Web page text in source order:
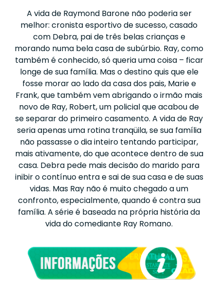
A vida de Raymond Barone não poderia ser
melhor: cronista esportivo de sucesso, casado
com Debra, pai de três belas crianças e
morando numa bela casa de subúrbio. Ray, como
também é conhecido, só queria uma coisa – ficar
longe de sua família. Mas o destino quis que ele
fosse morar ao lado da casa dos pais, Marie e
Frank, que também vem abrigando o irmão mais
novo de Ray, Robert, um policial que acabou de
se separar do primeiro casamento. A vida de Ray
seria apenas uma rotina tranqüila, se sua família
não passasse o dia inteiro tentando participar,
mais ativamente, do que acontece dentro de sua
casa. Debra pede mais decisão do marido para
inibir o contínuo entra e sai de sua casa e de suas
vidas. Mas Ray não é muito chegado a um
confronto, especialmente, quando é contra sua
família. A série é baseada na própria história da
vida do comediante Ray Romano.